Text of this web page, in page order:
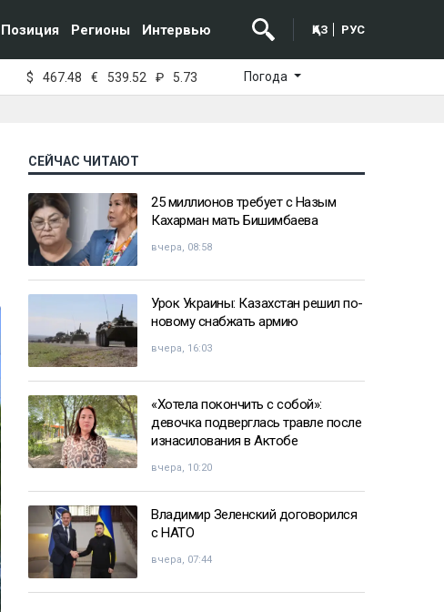
Позиция Регионы Интервью ҚАЗ РУС
$ 467.48 € 539.52 ₽ 5.73 Погода
СЕЙЧАС ЧИТАЮТ
25 миллионов требует с Назым
Кахарман мать Бишимбаева
вчера, 08:58
Урок Украины: Казахстан решил по-
новому снабжать армию
вчера, 16:03
«Хотела покончить с собой»:
девочка подверглась травле после
изнасилования в Актобе
вчера, 10:20
Владимир Зеленский договорился
с НАТО
вчера, 07:44